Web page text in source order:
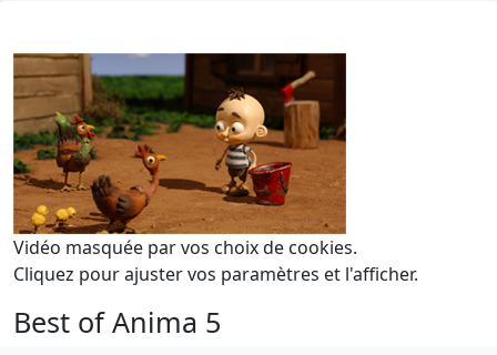
Vidéo masquée par vos choix de cookies.
Cliquez pour ajuster vos paramètres et l'afficher.
Best of Anima 5